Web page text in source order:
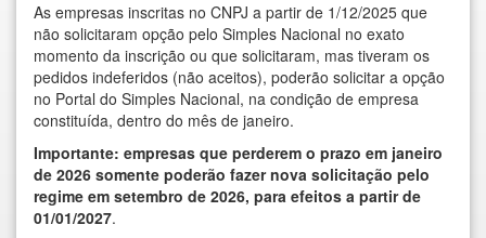
As empresas inscritas no CNPJ a partir de 1/12/2025 que
não solicitaram opção pelo Simples Nacional no exato
momento da inscrição ou que solicitaram, mas tiveram os
pedidos indeferidos (não aceitos), poderão solicitar a opção
no Portal do Simples Nacional, na condição de empresa
constituída, dentro do mês de janeiro.
Importante: empresas que perderem o prazo em janeiro
de 2026 somente poderão fazer nova solicitação pelo
regime em setembro de 2026, para efeitos a partir de
01/01/2027.